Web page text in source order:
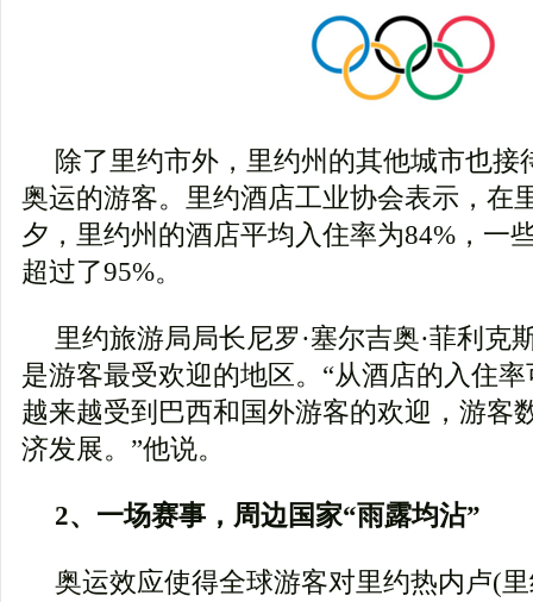
除了里约市外，里约州的其他城市也接
奥运的游客。里约酒店工业协会表示，在
夕，里约州的酒店平均入住率为84%，一
超过了95%。
里约旅游局局长尼罗·塞尔吉奥·菲利克
是游客最受欢迎的地区。“从酒店的入住
越来越受到巴西和国外游客的欢迎，游客
济发展。”他说。
2、一场赛事，周边国家“雨露均沾”
奥运效应使得全球游客对里约热内卢(